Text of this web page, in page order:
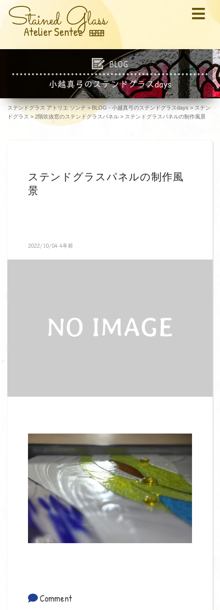
Stained Glass
Atelier Sentez
BLOG
小越真弓のステンドグラスdays
ステンドグラス アトリエ ソンテ > BLOG - 小越真弓のステンドグラスdays> ステン
ドグラス> 2階吹抜窓のステンドグラスパネル > ステンドグラスパネルの制作風景
ステンドグラスパネルの制作風
景
2022/10/04 4年前
Comment